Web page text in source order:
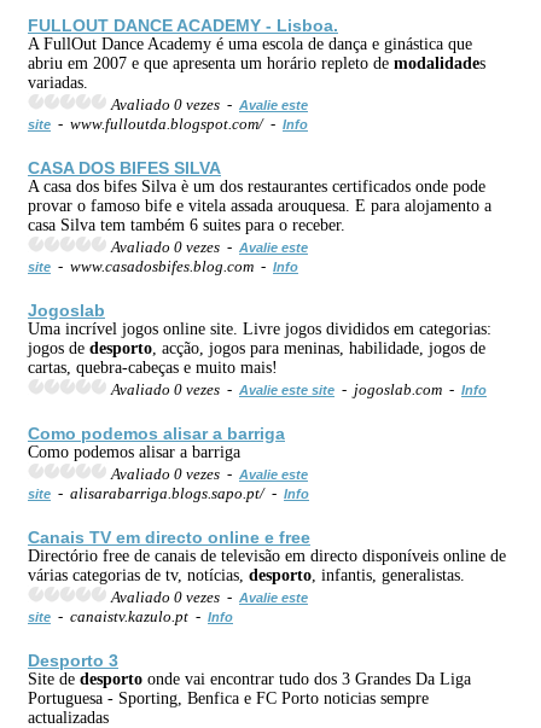
FULLOUT DANCE ACADEMY - Lisboa.
A FullOut Dance Academy é uma escola de dança e ginástica que
abriu em 2007 e que apresenta um horário repleto de modalidades
variadas.
Avaliado 0 vezes - Avalie este
site - www.fulloutda.blogspot.com/ - Info
CASA DOS BIFES SILVA
A casa dos bifes Silva è um dos restaurantes certificados onde pode
provar o famoso bife e vitela assada arouquesa. E para alojamento a
casa Silva tem também 6 suites para o receber.
Avaliado 0 vezes - Avalie este
site - www.casadosbifes.blog.com - Info
Jogoslab
Uma incrível jogos online site. Livre jogos divididos em categorias:
jogos de desporto , acção, jogos para meninas, habilidade, jogos de
cartas, quebra-cabeças e muito mais!
Avaliado 0 vezes - Avalie este site - jogoslab.com - Info
Como podemos alisar a barriga
Como podemos alisar a barriga
Avaliado 0 vezes - Avalie este
site - alisarabarriga.blogs.sapo.pt/ - Info
Canais TV em directo online e free
Directório free de canais de televisão em directo disponíveis online de
várias categorias de tv, notícias, desporto , infantis, generalistas.
Avaliado 0 vezes - Avalie este
site - canaistv.kazulo.pt - Info
Desporto 3
Site de desporto onde vai encontrar tudo dos 3 Grandes Da Liga
Portuguesa - Sporting, Benfica e FC Porto noticias sempre
actualizadas